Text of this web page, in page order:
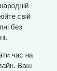
свій
без
час на
Ваш